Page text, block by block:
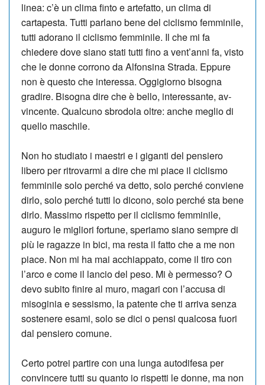
linea: c’è un clima finto e artefatto, un clima di
cartapesta. Tutti parlano bene del ciclismo fem­minile,
tutti adorano il ci­clismo femminile. Il che mi fa
chiedere dove siano stati tutti fino a vent’anni fa, visto
che le donne corrono da Alfon­si­na Strada. Eppure
non è questo che interessa. Oggigiorno bisogna
gradire. Bisogna dire che è bello, interessante, av­
vincente. Qualcuno sbrodola oltre: anche meglio di
quello maschile.
Non ho studiato i maestri e i giganti del pensiero
libero per ritrovarmi a dire che mi piace il ciclismo
femminile solo perché va detto, solo perché conviene
dirlo, solo perché tutti lo dicono, solo perché sta be­ne
dirlo. Massimo rispetto per il ciclismo femminile,
auguro le migliori fortune, speriamo siano sempre di
più le ragazze in bici, ma resta il fatto che a me non
piace. Non mi ha mai acchiappato, come il tiro con
l’arco e come il lancio del pe­so. Mi è permesso? O
devo subito finire al muro, magari con l’accusa di
misoginia e sessismo, la patente che ti ar­riva senza
sostenere esami, solo se dici o pensi qualcosa fuori
dal pensiero comune.
Certo potrei partire con una lunga autodifesa per
convincere tutti su quanto io rispetti le donne, ma non